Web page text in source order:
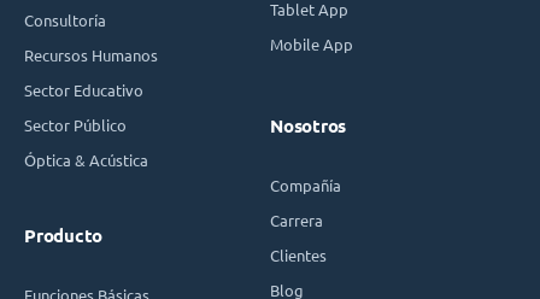
Consultoría
Recursos Humanos
Sector Educativo
Sector Público
Óptica & Acústica
Producto
Funciones Básicas
Tablet App
Mobile App
Nosotros
Compañía
Carrera
Clientes
Blog